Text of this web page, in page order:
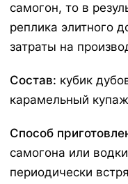
самогон, то в
реплика элитного
затраты на
Состав: кубик
карамельный
Способ
самогона или
периодически